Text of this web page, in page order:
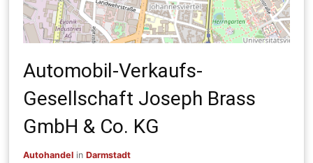
Automobil-Verkaufs-
Gesellschaft Joseph Brass
GmbH & Co. KG
Autohandel inDarmstadt